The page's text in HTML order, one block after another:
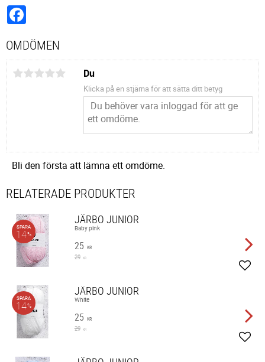
OMDÖMEN
Du
Klicka på en stjärna för att sätta ditt betyg
Bli den första att lämna ett omdöme.
RELATERADE PRODUKTER
JÄRBO JUNIOR
Baby pink
25 KR
29 KR
SPARA
14%
JÄRBO JUNIOR
White
25 KR
29 KR
SPARA
14%